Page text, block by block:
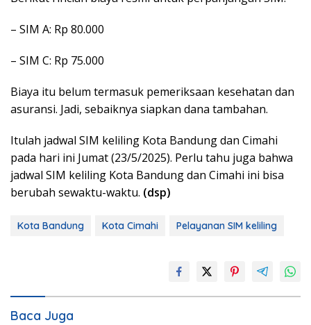
– SIM A: Rp 80.000
– SIM C: Rp 75.000
Biaya itu belum termasuk pemeriksaan kesehatan dan
asuransi. Jadi, sebaiknya siapkan dana tambahan.
Itulah jadwal SIM keliling Kota Bandung dan Cimahi
pada hari ini Jumat (23/5/2025). Perlu tahu juga bahwa
jadwal SIM keliling Kota Bandung dan Cimahi ini bisa
berubah sewaktu-waktu. (dsp)
Kota Bandung Kota Cimahi Pelayanan SIM keliling
Baca Juga